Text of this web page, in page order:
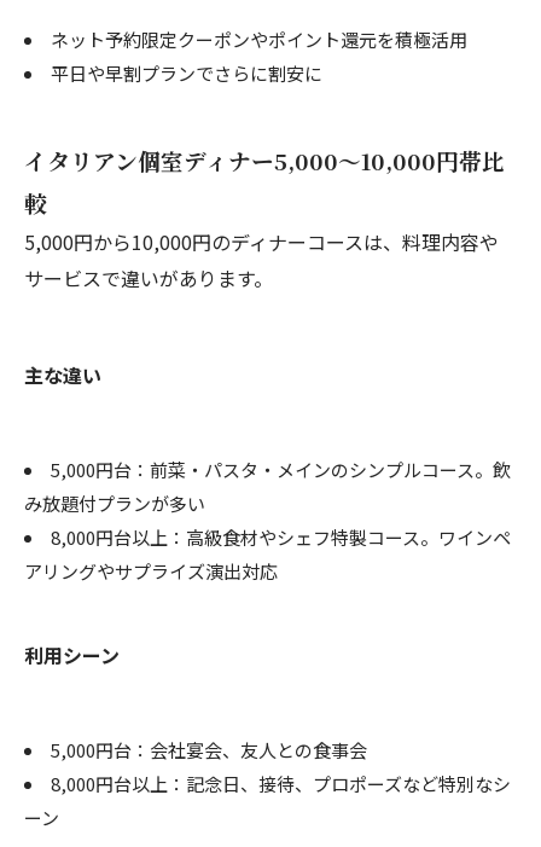
ネット予約限定クーポンやポイント還元を積極活用
平日や早割プランでさらに割安に
イタリアン個室ディナー5,000〜10,000円帯比
較
5,000円から10,000円のディナーコースは、料理内容や
サービスで違いがあります。
主な違い
5,000円台：前菜・パスタ・メインのシンプルコース。飲
み放題付プランが多い
8,000円台以上：高級食材やシェフ特製コース。ワインペ
アリングやサプライズ演出対応
利用シーン
5,000円台：会社宴会、友人との食事会
8,000円台以上：記念日、接待、プロポーズなど特別なシ
ーン